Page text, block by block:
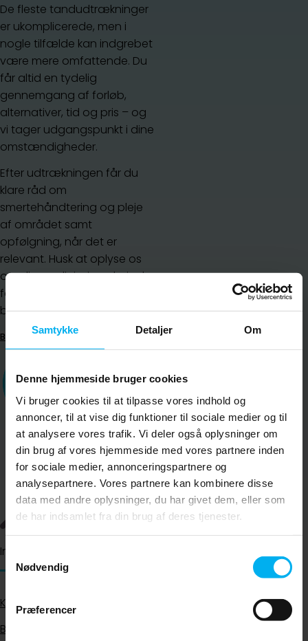
Samtykke Detaljer Om
Denne hjemmeside bruger cookies
Vi bruger cookies til at tilpasse vores indhold og
annoncer, til at vise dig funktioner til sociale medier og til
at analysere vores trafik. Vi deler også oplysninger om
din brug af vores hjemmeside med vores partnere inden
for sociale medier, annonceringspartnere og
analysepartnere. Vores partnere kan kombinere disse
data med andre oplysninger, du har givet dem, eller som
de har indsamlet fra din brug af deres tjenester.
Samtykkevalg
Nødvendig
Præferencer
De fleste tandudtrækninger
er ukomplicerede, men i
nogle tilfælde kan indgrebet
være mere omfattende. Du
får altid en tydelig
gennemgang af forløb,
alternativer, tid og pris – og
vi tager udgangspunkt i dine
omstændigheder.
Efter udtrækningen får du
klare råd om
smertehåndtering og pleje
af området samt
opfølgning, når det er
relevant. Husk at oplyse os
om din medicin, især hvis du
får blodfortyndende
behandling.
Bestil tid
Information
Klinikken
Behandlinger